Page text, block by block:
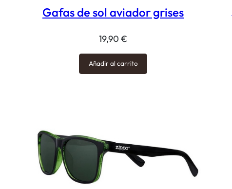
Gafas de sol aviador grises
19,90 €
Añadir al carrito